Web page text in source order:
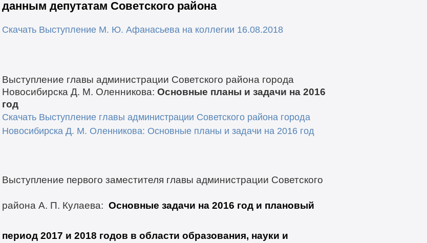
данным депутатам Советского района
Скачать Выступление М. Ю. Афанасьева на коллегии 16.08.2018
Выступление главы администрации Советского района города
Новосибирска Д. М. Оленникова: Основные планы и задачи на 2016
год
Скачать Выступление главы администрации Советского района города
Новосибирска Д. М. Оленникова: Основные планы и задачи на 2016 год
Выступление первого заместителя главы администрации Советского
района А. П. Кулаева: Основные задачи на 2016 год и плановый
период 2017 и 2018 годов в области образования, науки и